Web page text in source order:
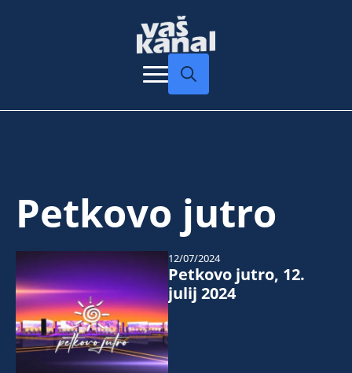
Petkovo jutro
Petkovo jutro, 12.
julij 2024
12/07/2024